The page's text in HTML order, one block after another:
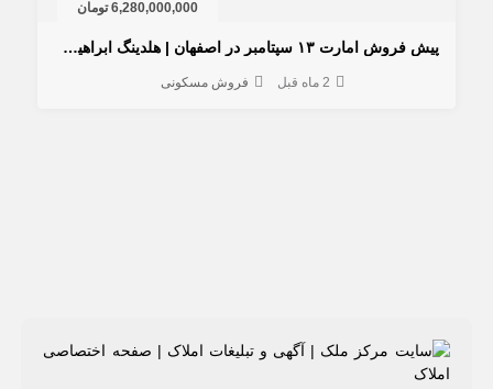
6,280,000,000 تومان
پیش فروش امارت ۱۳ سپتامبر در اصفهان | هلدینگ ابراهیم صالحی‌تبار
فروش مسکونی